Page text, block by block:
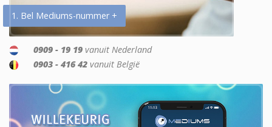
1. Bel Mediums-nummer +
0909 - 19 19 vanuit Nederland
0903 - 416 42 vanuit België